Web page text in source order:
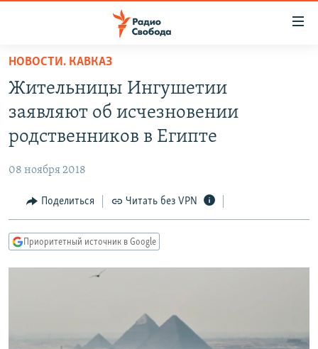
упрощенного
доступа
основному
Вернутся
Вернутся
МНЕНИЯ
КУЛЬТУРА
КАВКАЗ.РЕАЛИИ
СЕВЕР.РЕАЛИИ
РАСПИСАНИЕ ВЕЩАНИЯ
НОВОСТИ. КАВКАЗ
Жительницы Ингушетии
заявляют об исчезновении
родственников в Египте
08 ноября 2018
Поделиться Читать без VPN
Приоритетный источник в Google